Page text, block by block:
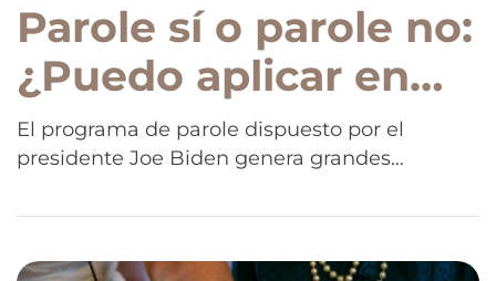
Parole sí o parole no:
¿Puedo aplicar en
estos 3 casos?
El programa de parole dispuesto por el
presidente Joe Biden genera grandes
migratoria de millones los Estados Unidos. El
cumplen con las condiciones, también genera